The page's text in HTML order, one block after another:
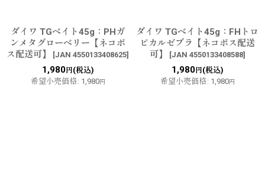
ダイワ TGベイト45g：PHガ
ンメタグローベリー【ネコポ
ス配送可】
[JAN 4550133408625]
1,980円(税込)
希望小売価格: 1,980円
ダイワ TGベイト45g：FHトロ
ピカルゼブラ【ネコポス配送
可】
[JAN 4550133408588]
1,980円(税込)
希望小売価格: 1,980円